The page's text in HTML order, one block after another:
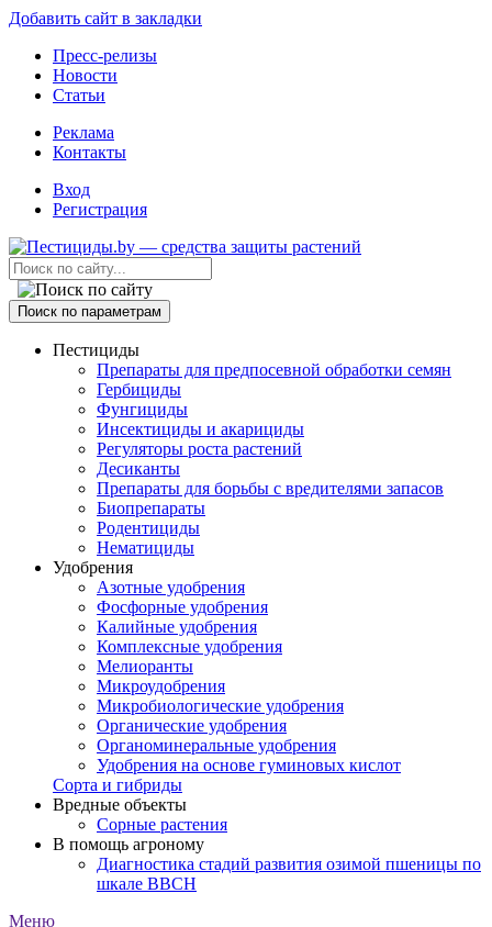
Добавить сайт в закладки
Пресс-релизы
Новости
Статьи
Реклама
Контакты
Вход
Регистрация
Поиск по параметрам
Пестициды
Препараты для предпосевной обработки семян
Гербициды
Фунгициды
Инсектициды и акарициды
Регуляторы роста растений
Десиканты
Препараты для борьбы с вредителями запасов
Биопрепараты
Родентициды
Нематициды
Удобрения
Азотные удобрения
Фосфорные удобрения
Калийные удобрения
Комплексные удобрения
Мелиоранты
Микроудобрения
Микробиологические удобрения
Органические удобрения
Органоминеральные удобрения
Удобрения на основе гуминовых кислот
Сорта и гибриды
Вредные объекты
Сорные растения
В помощь агроному
Диагностика стадий развития озимой пшеницы по
шкале ВВСН
Меню